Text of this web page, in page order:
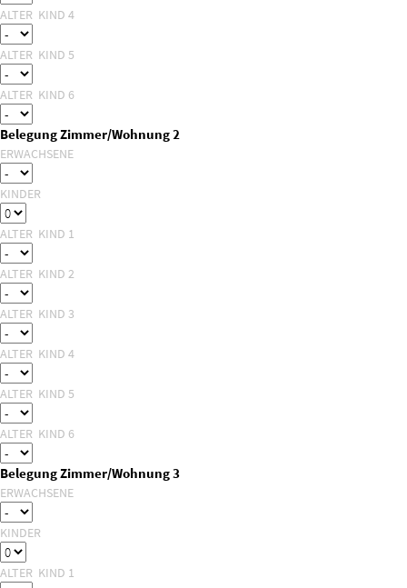
ALTER KIND 4
ALTER KIND 5
ALTER KIND 6
Belegung Zimmer/Wohnung 2
ERWACHSENE
KINDER
ALTER KIND 1
ALTER KIND 2
ALTER KIND 3
ALTER KIND 4
ALTER KIND 5
ALTER KIND 6
Belegung Zimmer/Wohnung 3
ERWACHSENE
KINDER
ALTER KIND 1